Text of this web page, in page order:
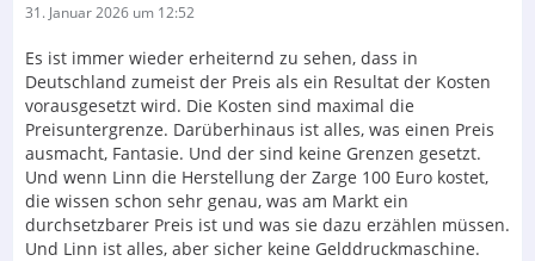
31. Januar 2026 um 12:52
Es ist immer wieder erheiternd zu sehen, dass in
Deutschland zumeist der Preis als ein Resultat der Kosten
vorausgesetzt wird. Die Kosten sind maximal die
Preisuntergrenze. Darüberhinaus ist alles, was einen Preis
ausmacht, Fantasie. Und der sind keine Grenzen gesetzt.
Und wenn Linn die Herstellung der Zarge 100 Euro kostet,
die wissen schon sehr genau, was am Markt ein
durchsetzbarer Preis ist und was sie dazu erzählen müssen.
Und Linn ist alles, aber sicher keine Gelddruckmaschine.